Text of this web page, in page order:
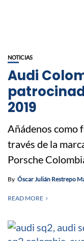
NOTICIAS
Audi
2019
Añádenos como
través de la
Porsche Colombia
By Óscar Julián Restrepo
READ MORE